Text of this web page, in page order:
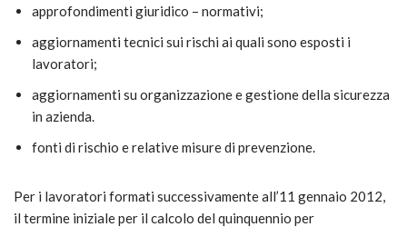
approfondimenti giuridico – normativi;
aggiornamenti tecnici sui rischi ai quali sono esposti i
lavoratori;
aggiornamenti su organizzazione e gestione della sicurezza
in azienda.
fonti di rischio e relative misure di prevenzione.
Per i lavoratori formati successivamente all’11 gennaio 2012,
il termine iniziale per il calcolo del quinquennio per